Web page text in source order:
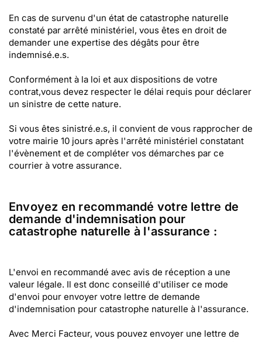
En cas de survenu d'un état de catastrophe naturelle
constaté par arrêté ministériel, vous êtes en droit de
demander une expertise des dégâts pour être
indemnisé.e.s.
Conformément à la loi et aux dispositions de votre
contrat,vous devez respecter le délai requis pour déclarer
un sinistre de cette nature.
Si vous êtes sinistré.e.s, il convient de vous rapprocher de
votre mairie 10 jours après l'arrêté ministériel constatant
l'évènement et de compléter vos démarches par ce
courrier à votre assurance.
Envoyez en recommandé votre lettre de
demande d'indemnisation pour
catastrophe naturelle à l'assurance :
L'envoi en recommandé avec avis de réception a une
valeur légale. Il est donc conseillé d'utiliser ce mode
d'envoi pour envoyer votre lettre de demande
d'indemnisation pour catastrophe naturelle à l'assurance.
Avec Merci Facteur, vous pouvez envoyer une lettre de